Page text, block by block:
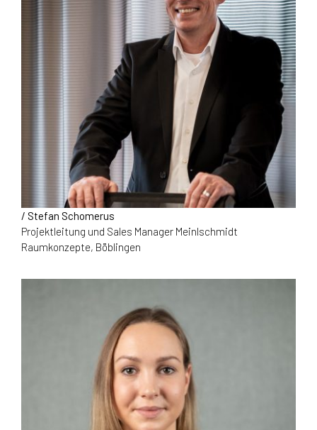
/ Stefan Schomerus
Projektleitung und Sales Manager Meinlschmidt
Raumkonzepte, Böblingen